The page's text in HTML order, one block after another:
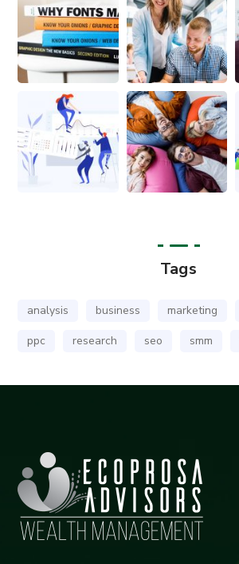
Tags
analysis business marketing
ppc
research seo smm